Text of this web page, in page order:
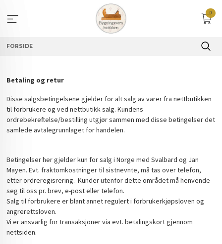
innholdet
0
FORSIDE
Betaling og retur
Disse salgsbetingelsene gjelder for alt salg av varer fra nettbutikken
til forbrukere og ved nettbutikk salg. Kundens
ordrebekreftelse/bestilling utgjør sammen med disse betingelser det
samlede avtalegrunnlaget for handelen.
Betingelser her gjelder kun for salg i Norge med Svalbard og Jan
Mayen. Evt. fraktomkostninger til sistnevnte, må tas over telefon,
etter ordreregisrering. Kunder utenfor dette området må henvende
seg til oss pr. brev, e-post eller telefon.
Salg til forbrukere er blant annet regulert i forbrukerkjøpsloven og
angrerettsloven.
Vi er ansvarlig for transaksjoner via evt. betalingskort gjennom
nettsiden.